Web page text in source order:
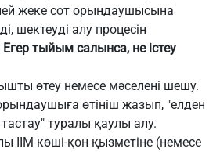
жеке сот орындаушысына
шектеуді алу процесін
Егер тыйым салынса, не істеу
өтеу немесе мәселені шешу.
өтініш жазып, "елден
туралы қаулы алу.
ІІМ көші-қон қызметіне (немесе